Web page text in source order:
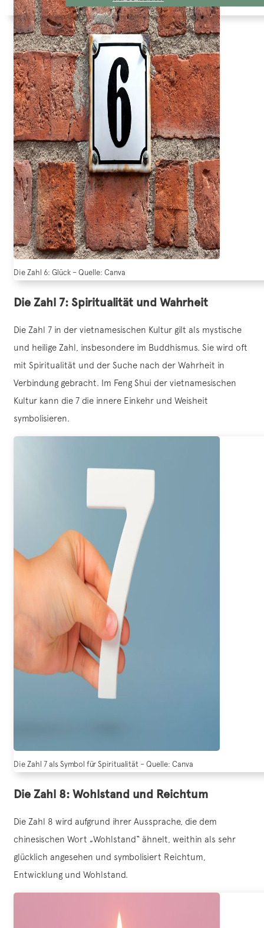
Die Zahl 6: Glück – Quelle: Canva
Die Zahl 7: Spiritualität und Wahrheit
Die Zahl 7 in der vietnamesischen Kultur gilt als mystische
und heilige Zahl, insbesondere im Buddhismus. Sie wird oft
mit Spiritualität und der Suche nach der Wahrheit in
Verbindung gebracht. Im Feng Shui der vietnamesischen
Kultur kann die 7 die innere Einkehr und Weisheit
symbolisieren.
Die Zahl 7 als Symbol für Spiritualität – Quelle: Canva
Die Zahl 8: Wohlstand und Reichtum
Die Zahl 8 wird aufgrund ihrer Aussprache, die dem
chinesischen Wort „Wohlstand“ ähnelt, weithin als sehr
glücklich angesehen und symbolisiert Reichtum,
Entwicklung und Wohlstand.